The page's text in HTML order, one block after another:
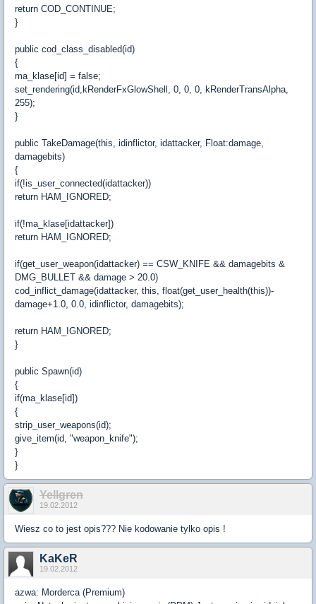
return COD_CONTINUE;
}
public cod_class_disabled(id)
{
ma_klase[id] = false;
set_rendering(id,kRenderFxGlowShell, 0, 0, 0, kRenderTransAlpha,
255);
}
public TakeDamage(this, idinflictor, idattacker, Float:damage,
damagebits)
{
if(!is_user_connected(idattacker))
return HAM_IGNORED;
if(!ma_klase[idattacker])
return HAM_IGNORED;
if(get_user_weapon(idattacker) == CSW_KNIFE && damagebits &
DMG_BULLET && damage > 20.0)
cod_inflict_damage(idattacker, this, float(get_user_health(this))-
damage+1.0, 0.0, idinflictor, damagebits);
return HAM_IGNORED;
}
public Spawn(id)
{
if(ma_klase[id])
{
strip_user_weapons(id);
give_item(id, "weapon_knife");
}
}
Yellgren
19.02.2012
Wiesz co to jest opis??? Nie kodowanie tylko opis !
KaKeR
19.02.2012
azwa: Morderca (Premium)